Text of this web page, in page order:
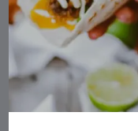
OM OSS
LEGO
INTEGRITETSPOLICY
FACEBOOK
INSTAGRAM
Kontakt
ELEKTROTERMO AB